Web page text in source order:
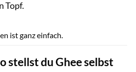
Topf.
ist ganz einfach.
stellst du Ghee selbst